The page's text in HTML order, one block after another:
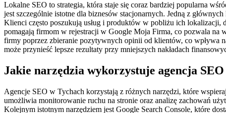
Lokalne SEO to strategia, która staje się coraz bardziej popularna
jest szczególnie istotne dla biznesów stacjonarnych. Jedną z
Klienci często poszukują usług i produktów w pobliżu ich lokalizacji,
pomagają firmom w rejestracji w Google Moja Firma, co pozwala
firmy poprzez zbieranie pozytywnych opinii od klientów, co wpływa
może przynieść lepsze rezultaty przy mniejszych nakładach
Jakie narzędzia wykorzystuje agencja
Agencje SEO w Tychach korzystają z różnych narzędzi, które
umożliwia monitorowanie ruchu na stronie oraz analizę zachowań
Kolejnym istotnym narzędziem jest Google Search Console, które